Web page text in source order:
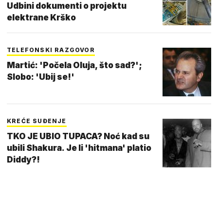
Udbini dokumenti o projektu
elektrane Krško
TELEFONSKI RAZGOVOR
Martić: 'Počela Oluja, što sad?';
Slobo: 'Ubij se!'
KREĆE SUĐENJE
TKO JE UBIO TUPACA? Noć kad su
ubili Shakura. Je li 'hitmana' platio
Diddy?!